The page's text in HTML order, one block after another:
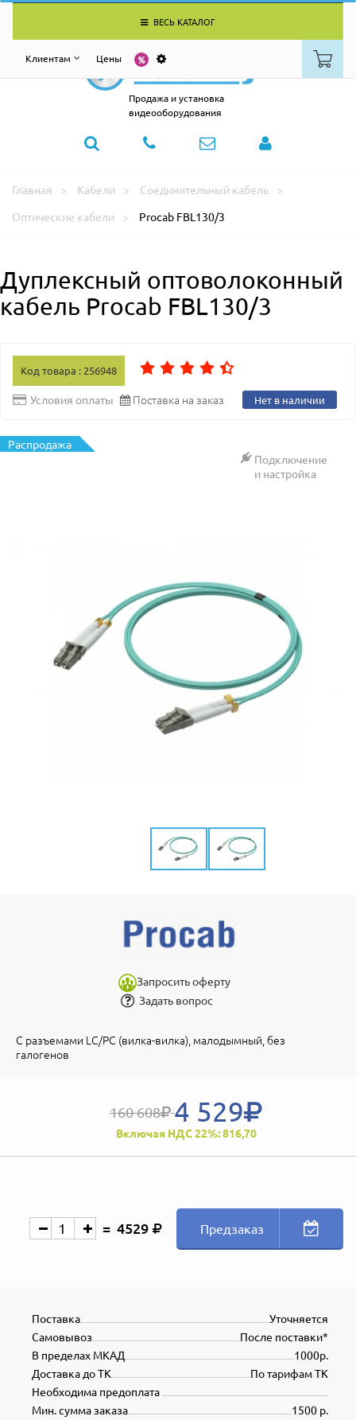
ВЕСЬ КАТАЛОГ
Клиентам Цены
Продажа и установка
видеооборудования
Главная Кабели
Соединительный кабель
Оптические кабели
Procab FBL130/3
Дуплексный оптоволоконный
кабель Procab FBL130/3
Код товара : 256948
Условия оплаты Поставка на заказ Нет в наличии
Распродажа
Подключение
и настройка
Запросить оферту
Задать вопрос
С разъемами LC/PC (вилка-вилка), малодымный, без
галогенов
160 608 4 529
Включая НДС 22%: 816,70
4529 Предзаказ
Уточняется
Поставка
После поставки*
Самовывоз
1000р.
В пределах МКАД
По тарифам ТК
Доставка до ТК
Необходима предоплата
1500 р.
Мин. сумма заказа